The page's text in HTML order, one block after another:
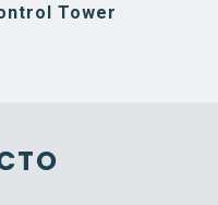
Tower
Services